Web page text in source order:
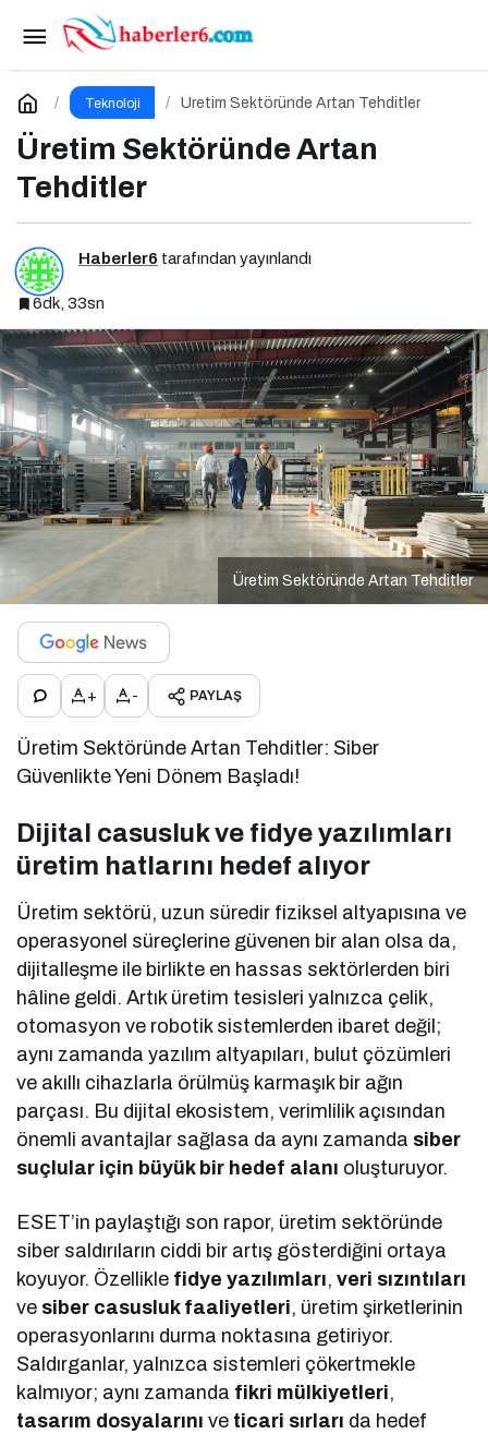
Teknoloji Üretim Sektöründe Artan Tehditler
Üretim Sektöründe Artan
Tehditler
Haberler6 tarafından yayınlandı
6dk, 33sn
Üretim Sektöründe Artan Tehditler
+ - PAYLAŞ
Üretim Sektöründe Artan Tehditler: Siber
Güvenlikte Yeni Dönem Başladı!
Dijital casusluk ve fidye yazılımları
üretim hatlarını hedef alıyor
Üretim sektörü, uzun süredir fiziksel altyapısına ve
operasyonel süreçlerine güvenen bir alan olsa da,
dijitalleşme ile birlikte en hassas sektörlerden biri
hâline geldi. Artık üretim tesisleri yalnızca çelik,
otomasyon ve robotik sistemlerden ibaret değil;
aynı zamanda yazılım altyapıları, bulut çözümleri
ve akıllı cihazlarla örülmüş karmaşık bir ağın
parçası. Bu dijital ekosistem, verimlilik açısından
önemli avantajlar sağlasa da aynı zamanda siber
suçlular için büyük bir hedef alanı oluşturuyor.
ESET’in paylaştığı son rapor, üretim sektöründe
siber saldırıların ciddi bir artış gösterdiğini ortaya
koyuyor. Özellikle fidye yazılımları,veri sızıntıları
ve siber casusluk faaliyetleri, üretim şirketlerinin
operasyonlarını durma noktasına getiriyor.
Saldırganlar, yalnızca sistemleri çökertmekle
kalmıyor; aynı zamanda fikri mülkiyetleri,
tasarım dosyalarını ve ticari sırları da hedef
İş Teklifi Görünümlü Siber Casusluk
Operasyonu
Yorum Yap